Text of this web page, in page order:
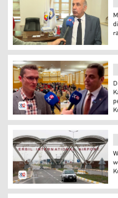
Mehmet Kaya: Bila pergala
Tom Kimmich û Ziyad Ebu
Deriyekê Balafirxaneya